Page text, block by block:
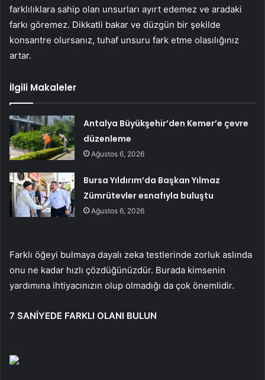
farklılıklara sahip olan unsurları ayırt edemez ve aradaki
farkı göremez. Dikkatli bakar ve düzgün bir şekilde
konsantre olursanız, tuhaf unsuru fark etme olasılığınız
artar.
İlgili Makaleler
Antalya Büyükşehir’den Kemer’e çevre
düzenleme
Ağustos 6, 2026
Bursa Yıldırım’da Başkan Yılmaz
Zümrütevler esnafıyla buluştu
Ağustos 6, 2026
Farklı öğeyi bulmaya dayalı zeka testlerinde zorluk aslında
onu ne kadar hızlı çözdüğünüzdür. Burada kimsenin
yardımına ihtiyacınızın olup olmadığı da çok önemlidir.
7 SANİYEDE FARKLI OLANI BULUN